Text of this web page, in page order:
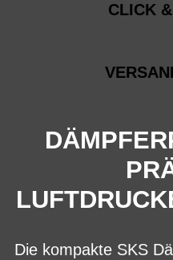
CLICK
Die kompakte SKS